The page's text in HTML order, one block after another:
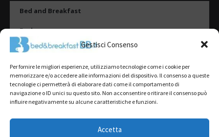
Gestisci Consenso
Per fornire le migliori esperienze, utilizziamo tecnologie come i cookie per
memorizzare e/o accedere alle informazioni del dispositivo. Il consenso a queste
tecnologie ci permetterà di elaborare dati come il comportamento di
navigazione o ID unici su questo sito. Non acconsentire o ritirare il consenso può
influire negativamente su alcune caratteristiche e funzioni.
Accetta
Bed and Breakfast
Esplora
Tipologie di alloggio
Destinazioni
Il mio account